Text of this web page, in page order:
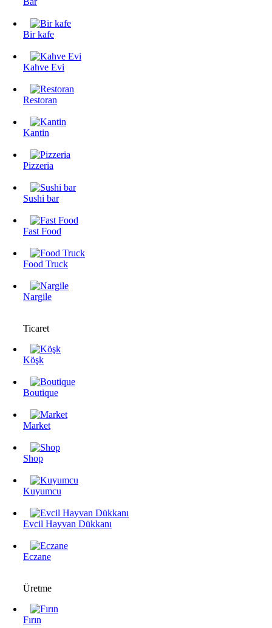
Bir kafe
Kahve Evi
Restoran
Kantin
Pizzeria
Sushi bar
Fast Food
Food Truck
Nargile
Ticaret
Köşk
Boutique
Market
Shop
Kuyumcu
Evcil Hayvan Dükkanı
Eczane
Üretme
Fırın